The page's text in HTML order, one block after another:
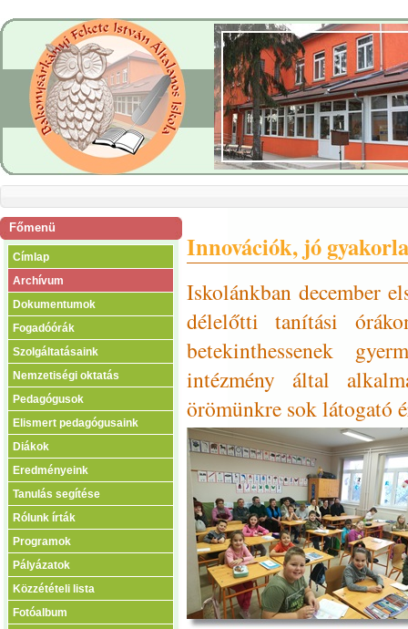
Főmenü
Címlap
Archívum
Dokumentumok
Fogadóórák
Szolgáltatásaink
Nemzetiségi oktatás
Pedagógusok
Elismert pedagógusaink
Diákok
Eredményeink
Tanulás segítése
Rólunk írták
Programok
Pályázatok
Közzétételi lista
Fotóalbum
Innovációk, jó
Iskolánkban december
délelőtti tanítási
betekinthessenek
intézmény által
örömünkre sok látogató